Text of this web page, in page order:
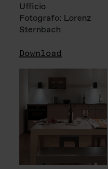
Ufficio
Fotografo: Lorenz
Sternbach
Download